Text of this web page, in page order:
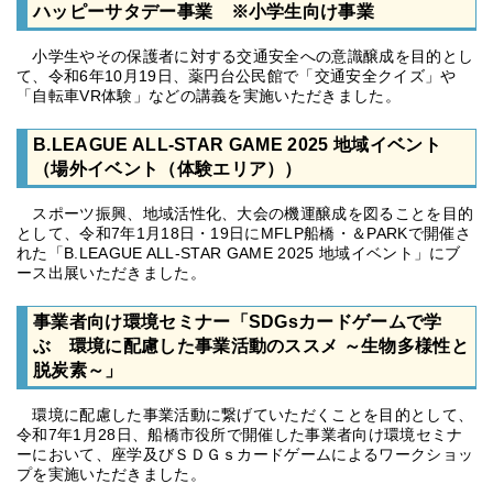
ハッピーサタデー事業 ※小学生向け事業
小学生やその保護者に対する交通安全への意識醸成を目的とし
て、令和6年10月19日、薬円台公民館で「交通安全クイズ」や
「自転車VR体験」などの講義を実施いただきました。
B.LEAGUE ALL-STAR GAME 2025 地域イベント
（場外イベント（体験エリア））
スポーツ振興、地域活性化、大会の機運醸成を図ることを目的
として、令和7年1月18日・19日にMFLP船橋・＆PARKで開催さ
れた「B.LEAGUE ALL-STAR GAME 2025 地域イベント」にブ
ース出展いただきました。
事業者向け環境セミナー「SDGsカードゲームで学
ぶ 環境に配慮した事業活動のススメ ～生物多様性と
脱炭素～」
環境に配慮した事業活動に繋げていただくことを目的として、
令和7年1月28日、船橋市役所で開催した事業者向け環境セミナ
ーにおいて、座学及びＳＤＧｓカードゲームによるワークショッ
プを実施いただきました。